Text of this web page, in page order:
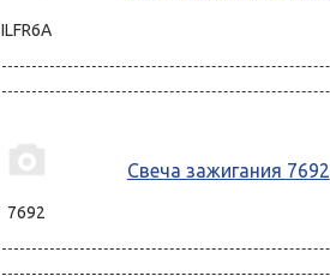
ILFR6A
7692
Свеча зажигания 7692